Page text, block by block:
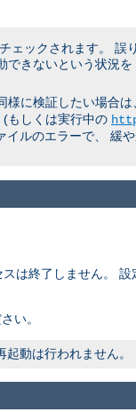
ェックされます。 誤
きないという状況
様に検証したい場合
もしくは実行中の
ルのエラーで、 緩
は終了しません。
い。
動は行われません。